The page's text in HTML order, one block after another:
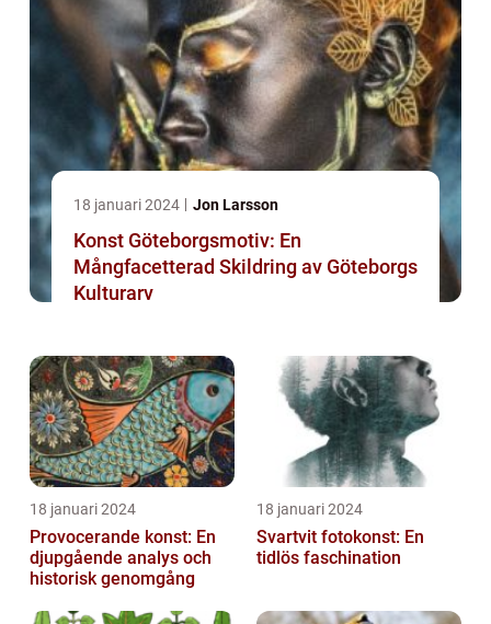
18 januari 2024 Jon Larsson
Konst Göteborgsmotiv: En
Mångfacetterad Skildring av Göteborgs
Kulturarv
18 januari 2024
Provocerande konst: En
djupgående analys och
historisk genomgång
18 januari 2024
Svartvit fotokonst: En
tidlös faschination